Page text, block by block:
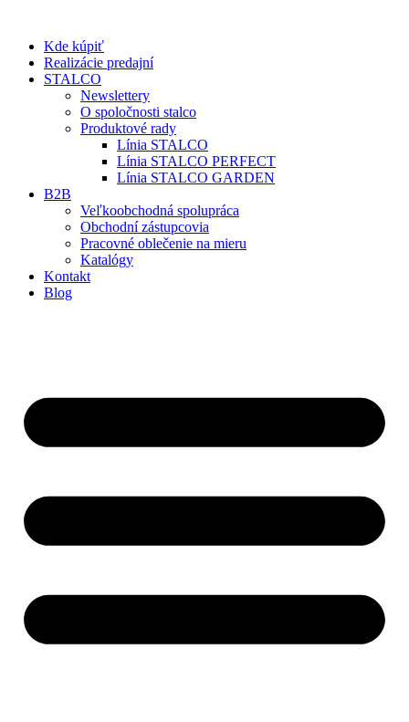
obsah
Kde kúpiť
Realizácie predajní
STALCO
Newslettery
O spoločnosti stalco
Produktové rady
Línia STALCO
Línia STALCO PERFECT
Línia STALCO GARDEN
B2B
Veľkoobchodná spolupráca
Obchodní zástupcovia
Pracovné oblečenie na mieru
Katalógy
Kontakt
Blog